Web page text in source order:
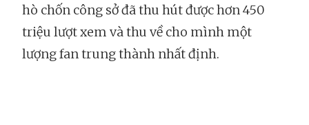
hò chốn công sở đã thu hút được hơn 450
triệu lượt xem và thu về cho mình một
lượng fan trung thành nhất định.